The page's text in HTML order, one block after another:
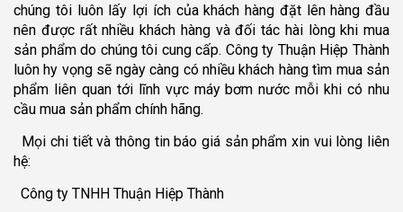
chúng tôi luôn lấy lợi ích của khách hàng đặt lên hàng đầu
nên được rất nhiều khách hàng và đối tác hài lòng khi mua
sản phẩm do chúng tôi cung cấp. Công ty Thuận Hiệp Thành
luôn hy vọng sẽ ngày càng có nhiều khách hàng tìm mua sản
phẩm liên quan tới lĩnh vực máy bơm nước mỗi khi có nhu
cầu mua sản phẩm chính hãng.
Mọi chi tiết và thông tin báo giá sản phẩm xin vui lòng liên
hệ:
Công ty TNHH Thuận Hiệp Thành